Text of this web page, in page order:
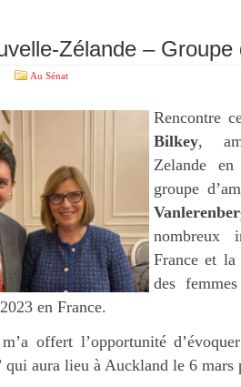
Zélande – Groupe
Au Sénat
Rencontre
Bilkey,
Zelande
groupe
nombreux
France et la
des
en France.
offert l’opportunité
qui aura lieu à Auckland le 6 mars